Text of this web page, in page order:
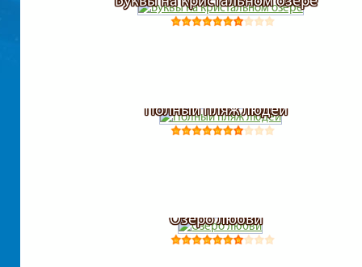
Полный пляж людей
Озеро любви